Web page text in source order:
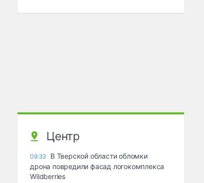
Центр
09:33
В Тверской области обломки
дрона повредили фасад логокомплекса
Wildberries